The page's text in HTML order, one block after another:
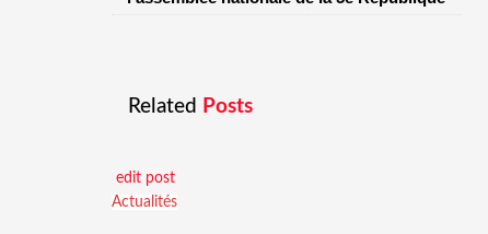
Related Posts
edit post
Actualités